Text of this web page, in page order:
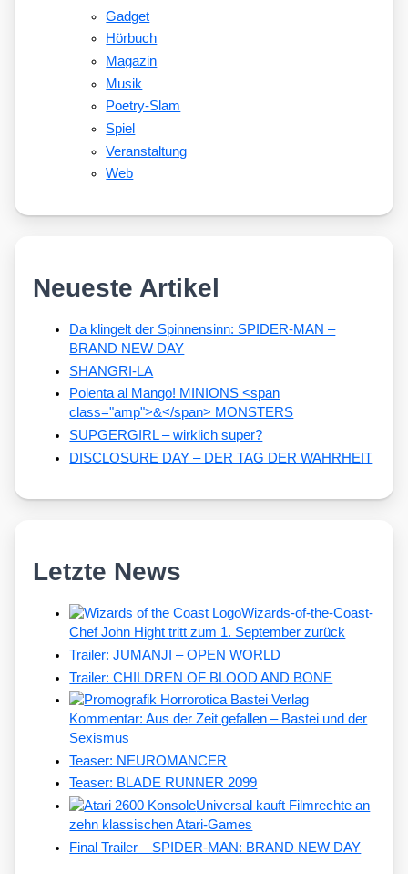
Gadget
Hörbuch
Magazin
Musik
Poetry-Slam
Spiel
Veranstaltung
Web
Neueste Artikel
Da klingelt der Spinnensinn: SPIDER-MAN –
BRAND NEW DAY
SHANGRI-LA
Polenta al Mango! MINIONS <span
class="amp">&</span> MONSTERS
SUPGERGIRL – wirklich super?
DISCLOSURE DAY – DER TAG DER WAHRHEIT
Letzte News
Wizards-of-the-Coast-
Chef John Hight tritt zum 1. September zurück
Trailer: JUMANJI – OPEN WORLD
Trailer: CHILDREN OF BLOOD AND BONE
Kommentar: Aus der Zeit gefallen – Bastei und der
Sexismus
Teaser: NEUROMANCER
Teaser: BLADE RUNNER 2099
Universal kauft Filmrechte an
zehn klassischen Atari-Games
Final Trailer – SPIDER-MAN: BRAND NEW DAY